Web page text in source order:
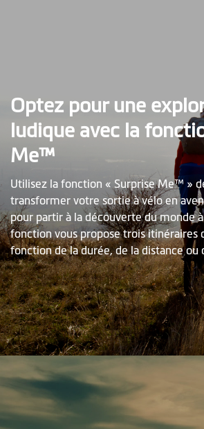
Optez pour une
ludique avec la
Me™
Utilisez la fonction « Surprise Me™ »
transformer votre sortie à vélo en
pour partir à la découverte du monde
fonction vous propose trois itinéraires
fonction de la durée, de la distance ou